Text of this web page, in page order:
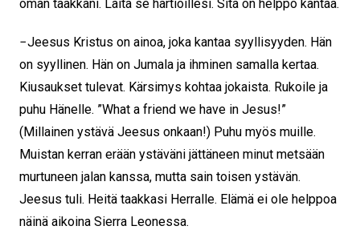
oman taakkani. Laita se hartioillesi. Sitä on helppo kantaa.
− Jeesus Kristus on ainoa, joka kantaa syyllisyyden. Hän
on syyllinen. Hän on Jumala ja ihminen samalla kertaa.
Kiusaukset tulevat. Kärsimys kohtaa jokaista. Rukoile ja
puhu Hänelle. ”What a friend we have in Jesus!”
(Millainen ystävä Jeesus onkaan!) Puhu myös muille.
Muistan kerran erään ystäväni jättäneen minut metsään
murtuneen jalan kanssa, mutta sain toisen ystävän.
Jeesus tuli. Heitä taakkasi Herralle. Elämä ei ole helppoa
näinä aikoina Sierra Leonessa.